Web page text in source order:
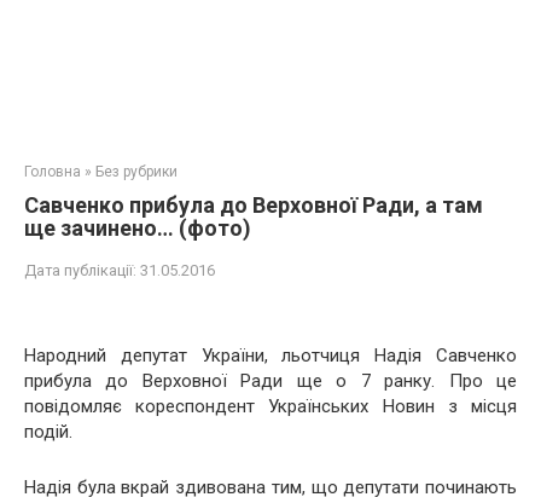
Головна » Без рубрики
Савченко прибула до Верховної Ради, а там
ще зачинено… (фото)
Дата публікації: 31.05.2016
Народний депутат України, льотчиця Надія Савченко
прибула до Верховної Ради ще о 7 ранку. Про це
повідомляє кореспондент Українських Новин з місця
подій.
Надія була вкрай здивована тим, що депутати починають